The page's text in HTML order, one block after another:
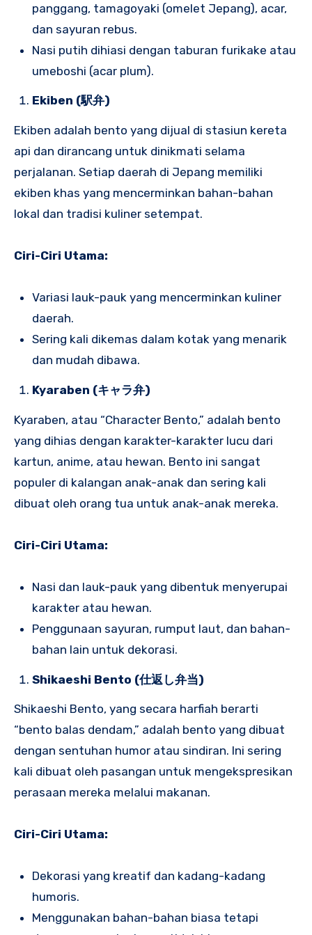
panggang, tamagoyaki (omelet Jepang), acar,
dan sayuran rebus.
Nasi putih dihiasi dengan taburan furikake atau
umeboshi (acar plum).
Ekiben (駅弁)
Ekiben adalah bento yang dijual di stasiun kereta
api dan dirancang untuk dinikmati selama
perjalanan. Setiap daerah di Jepang memiliki
ekiben khas yang mencerminkan bahan-bahan
lokal dan tradisi kuliner setempat.
Ciri-Ciri Utama:
Variasi lauk-pauk yang mencerminkan kuliner
daerah.
Sering kali dikemas dalam kotak yang menarik
dan mudah dibawa.
Kyaraben (キャラ弁)
Kyaraben, atau “Character Bento,” adalah bento
yang dihias dengan karakter-karakter lucu dari
kartun, anime, atau hewan. Bento ini sangat
populer di kalangan anak-anak dan sering kali
dibuat oleh orang tua untuk anak-anak mereka.
Ciri-Ciri Utama:
Nasi dan lauk-pauk yang dibentuk menyerupai
karakter atau hewan.
Penggunaan sayuran, rumput laut, dan bahan-
bahan lain untuk dekorasi.
Shikaeshi Bento (仕返し弁当)
Shikaeshi Bento, yang secara harfiah berarti
“bento balas dendam,” adalah bento yang dibuat
dengan sentuhan humor atau sindiran. Ini sering
kali dibuat oleh pasangan untuk mengekspresikan
perasaan mereka melalui makanan.
Ciri-Ciri Utama:
Dekorasi yang kreatif dan kadang-kadang
humoris.
Menggunakan bahan-bahan biasa tetapi